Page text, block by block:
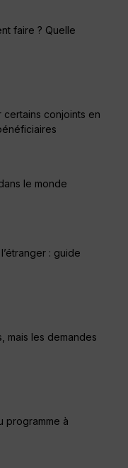
faire ? Quelle
certains conjoints en
le monde
: guide
mais les demandes
programme à